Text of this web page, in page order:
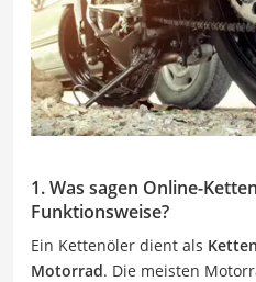
1. Was sagen Online-
Funktionsweise?
Ein Kettenöler dient als
Motorrad. Die meisten